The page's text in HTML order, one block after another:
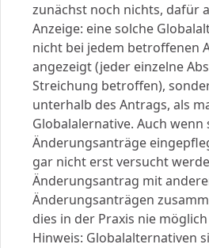
zunächst noch nichts, dafür
Anzeige: eine solche
nicht bei jedem betroffenen
angezeigt (jeder einzelne
Streichung betroffen),
unterhalb des Antrags, als
Globalalernative. Auch wenn
Änderungsanträge
gar nicht erst versucht
Änderungsantrag mit
Änderungsanträgen
dies in der Praxis nie
Hinweis: Globalalternativen